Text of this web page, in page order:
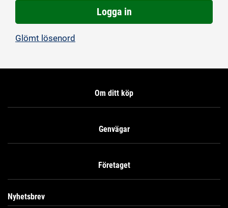
Logga in
Glömt lösenord
Om ditt köp
Genvägar
Företaget
Nyhetsbrev